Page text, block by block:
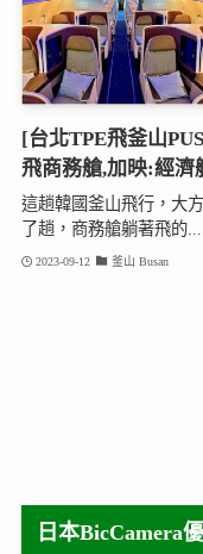
[台北TPE飛釜山
飛商務艙,加映:經濟
這趟韓國釜山飛行，大
了趟，商務艙躺著飛的...
2023-09-12 釜山 Busan
日本BicCamera